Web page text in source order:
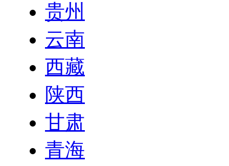
贵州
云南
西藏
陕西
甘肃
青海